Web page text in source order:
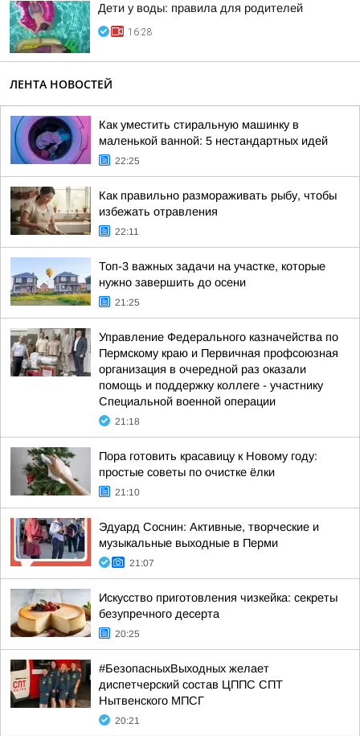
Дети у воды: правила для родителей
16:28
ЛЕНТА НОВОСТЕЙ
Как уместить стиральную машинку в
маленькой ванной: 5 нестандартных идей
22:25
Как правильно размораживать рыбу, чтобы
избежать отравления
22:11
Топ-3 важных задачи на участке, которые
нужно завершить до осени
21:25
Управление Федерального казначейства по
Пермскому краю и Первичная профсоюзная
организация в очередной раз оказали
помощь и поддержку коллеге - участнику
Специальной военной операции
21:18
Пора готовить красавицу к Новому году:
простые советы по очистке ёлки
21:10
Эдуард Соснин: Активные, творческие и
музыкальные выходные в Перми
21:07
Искусство приготовления чизкейка: секреты
безупречного десерта
20:25
#БезопасныхВыходных желает
диспетчерский состав ЦППС СПТ
Нытвенского МПСГ
20:21